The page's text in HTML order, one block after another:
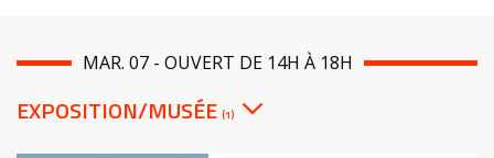
MAR. 07 - OUVERT DE 14H À 18H
EXPOSITION/MUSÉE (1)